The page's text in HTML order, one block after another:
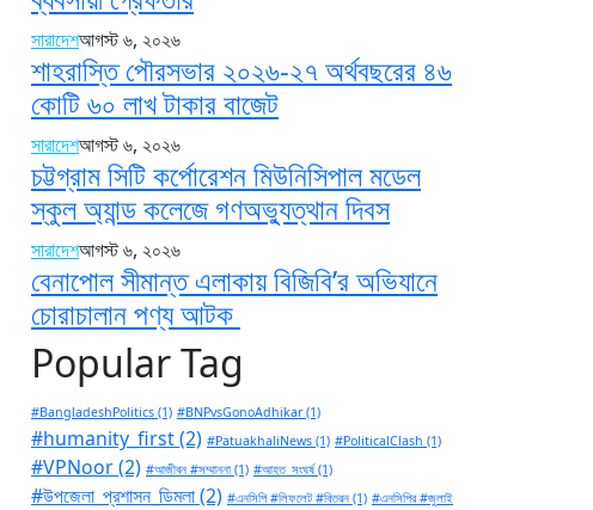
সারাদেশআগস্ট ৬, ২০২৬
শাহরাস্তি পৌরসভার ২০২৬-২৭ অর্থবছরের ৪৬
কোটি ৬০ লাখ টাকার বাজেট
সারাদেশআগস্ট ৬, ২০২৬
চট্টগ্রাম সিটি কর্পোরেশন মিউনিসিপাল মডেল
স্কুল অ্যান্ড কলেজে গণঅভ্যুত্থান দিবস
সারাদেশআগস্ট ৬, ২০২৬
বেনাপোল সীমান্ত এলাকায় বিজিবি’র অভিযানে
চোরাচালান পণ্য আটক
Popular Tag
#BangladeshPolitics (1) #BNPvsGonoAdhikar(1)
#humanity_first(2) #PatuakhaliNews (1) #PoliticalClash (1)
#VPNoor(2) #আজীবন #সম্মাননা (1) #আহত_সংঘর্ষ(1)
#উপজেলা_প্রশাসন_ডিমলা(2) #এনসিপি #লিফলেট #বিতরন (1) #এনসিপির #জুলাই